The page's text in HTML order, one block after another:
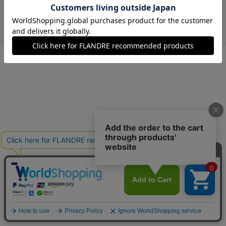
モスグリーン ￥23,100 (税込)